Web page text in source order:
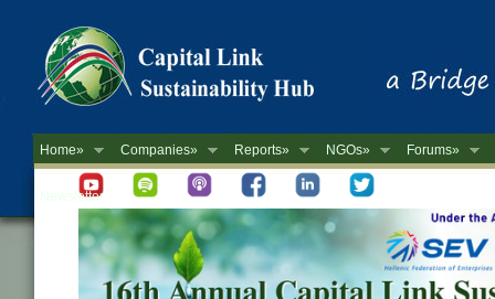
Home» Companies» Reports» NGOs» Forums»
Newsletter